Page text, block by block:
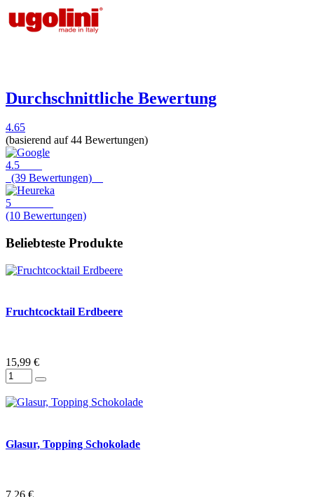
Durchschnittliche Bewertung
4.65
(basierend auf 44 Bewertungen)
4.5
(39 Bewertungen)
5
(10 Bewertungen)
Beliebteste Produkte
Fruchtcocktail Erdbeere
15,99 €
Glasur, Topping Schokolade
7,26 €